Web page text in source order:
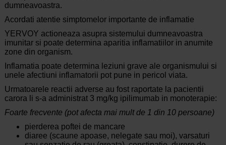
dumneavoastra.
Acordati atentie simptomelor importante de inflamatie
YERVOY actioneaza asupra sistemului dumneavoastra
imunitar si poate determina aparitia inflamatiilor in anumite
zone din organism.
Inflamatia poate determina leziuni grave ale organismului si
unele afectiuni inflamatorii pot pune in pericol viata.
Urmatoarele reactii adverse au fost raportate la pacientii
carora li s-a administrat 3 mg/kg ipilimumab in monoterapie:
Foarte frecvente (pot afecta mai mult de 1 din 10 persoane)
pierderea poftei de mancare
diaree (scaune apoase, nelegate sau moi), varsaturi